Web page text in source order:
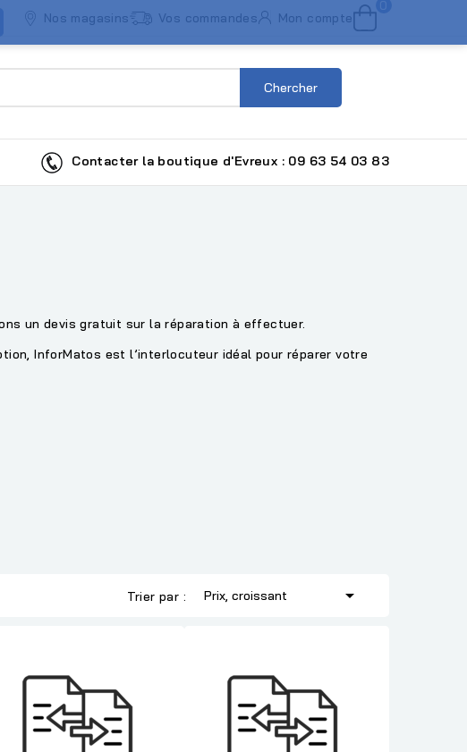
Nos magasins Vos commandes Mon compte
0
Chercher
Contacter la boutique d'Evreux : 09 63 54 03 83
un devis gratuit sur la réparation à effectuer.
InforMatos est l’interlocuteur idéal pour réparer votre
Trier par : Prix, croissant 